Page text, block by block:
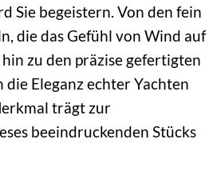
Sie begeistern. Von den fein
die das Gefühl von Wind auf
zu den präzise gefertigten
die Eleganz echter Yachten
trägt zur
beeindruckenden Stücks